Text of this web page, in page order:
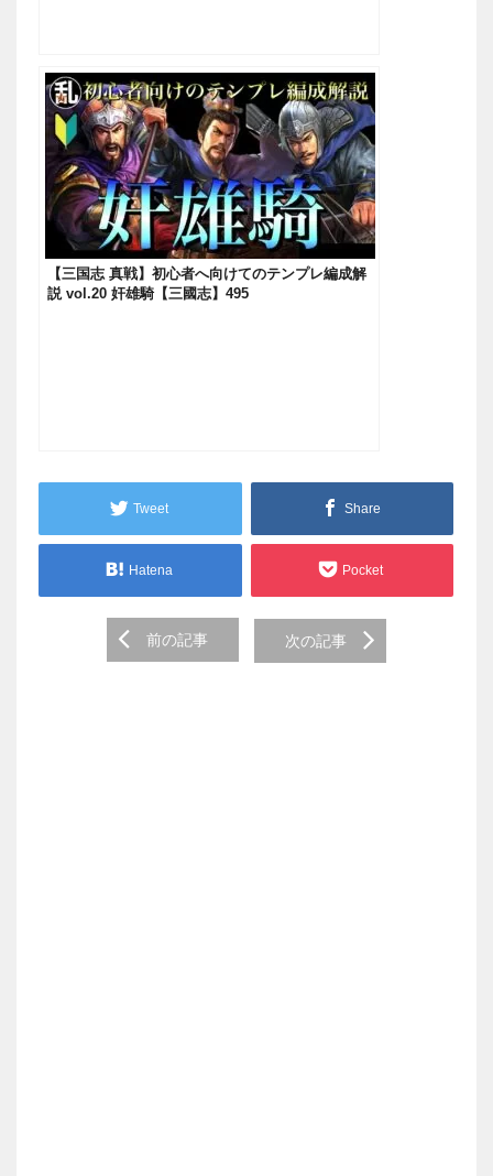
【三国志 真戦】初心者へ向けてのテンプレ編成解
説 vol.20 奸雄騎【三國志】495
Tweet Share
Hatena Pocket
navigation
前の記事 次の記事